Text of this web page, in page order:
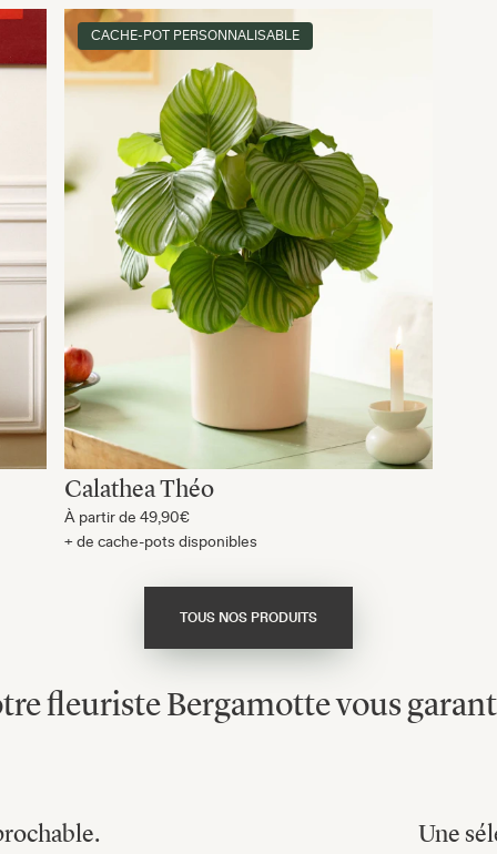
CACHE-POT PERSONNALISABLE
Calathea Théo
À partir de 49,90€
+ de cache-pots disponibles
TOUS NOS PRODUITS
fleuriste Bergamotte vous
Une